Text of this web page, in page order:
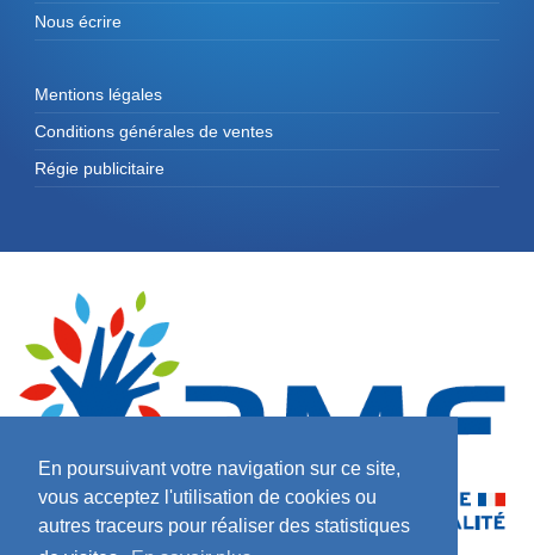
En poursuivant votre navigation sur ce site,
vous acceptez l'utilisation de cookies ou
autres traceurs pour réaliser des statistiques
Nous écrire
Mentions légales
Conditions générales de ventes
Régie publicitaire